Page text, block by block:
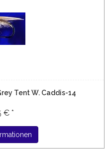
Tent W. Caddis-14
€ *